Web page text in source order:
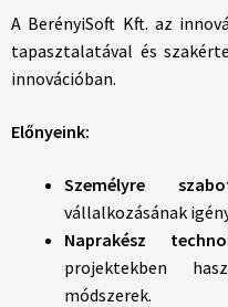
A BerényiSoft Kft. az
tapasztalatával és
innovációban.
Előnyeink:
Személyre
vállalkozásának
Naprakész
projektekben
módszerek.